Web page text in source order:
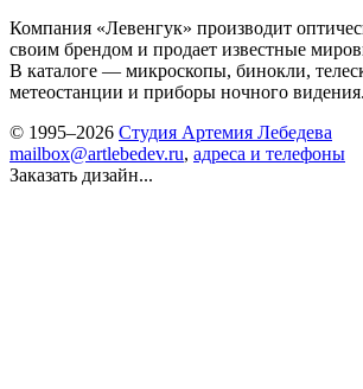
Компания «Левенгук» производит
своим брендом и продает известные
В каталоге — микроскопы, бинокли,
метеостанции и приборы ночного видения.
© 1995–2026 Студия Артемия Лебедева
mailbox@artlebedev.ru, адреса и телефоны
Заказать дизайн...